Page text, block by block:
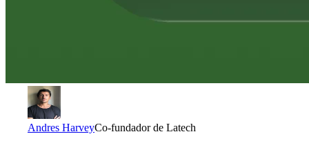
Andres HarveyCo-fundador de Latech